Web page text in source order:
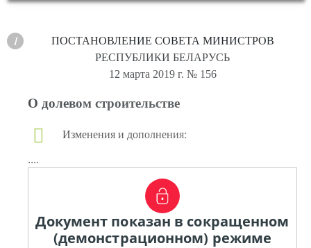
ПОСТАНОВЛЕНИЕ СОВЕТА МИНИСТРОВ
РЕСПУБЛИКИ БЕЛАРУСЬ
12 марта 2019 г. № 156
О долевом строительстве
Изменения и дополнения:
....
Документ показан в сокращенном
(демонстрационном) режиме